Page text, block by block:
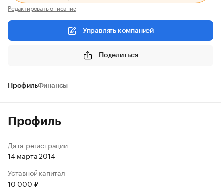
Редактировать описание
Управлять компанией
Поделиться
ПрофильФинансы
Профиль
Дата регистрации
14 марта 2014
Уставной капитал
10 000 ₽